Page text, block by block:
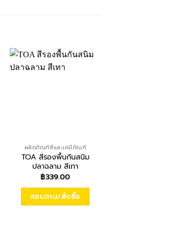
ผลิตภัณฑ์สีและเคมีภัณฑ์
TOA สีรองพื้นกันสนิม
ปลาฉลาม สีเทา
฿339.00
สอบถาม/สั่งซื้อ